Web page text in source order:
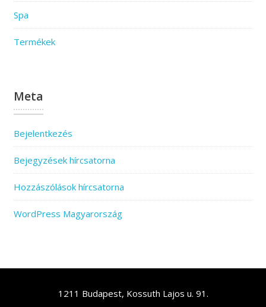
Spa
Termékek
Meta
Bejelentkezés
Bejegyzések hírcsatorna
Hozzászólások hírcsatorna
WordPress Magyarország
1211 Budapest, Kossuth Lajos u. 91.